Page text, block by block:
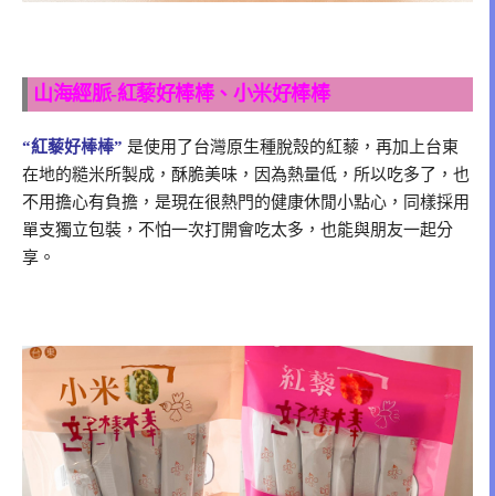
山海經脈-紅藜好棒棒、小米好棒棒
“紅藜好棒棒” 是使用了台灣原生種脫殼的紅藜，再加上台東
在地的糙米所製成，酥脆美味，因為熱量低，所以吃多了，也
不用擔心有負擔，是現在很熱門的健康休閒小點心，同樣採用
單支獨立包裝，不怕一次打開會吃太多，也能與朋友一起分
享。